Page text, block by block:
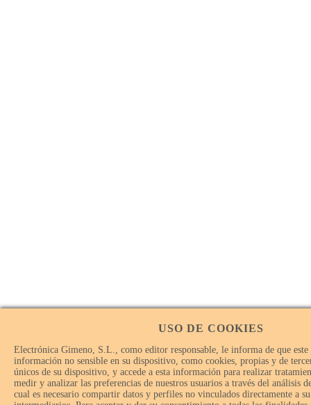
USO DE COOKIES
Electrónica Gimeno, S.L., como editor responsable, le informa de que este
información no sensible en su dispositivo, como cookies, propias y de
únicos de su dispositivo, y accede a esta información para realizar
medir y analizar las preferencias de nuestros usuarios a través del análisis
cual es necesario compartir datos y perfiles no vinculados directamente a